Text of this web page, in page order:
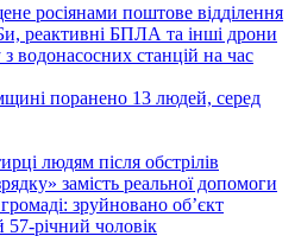
росіянами поштове відділення
реактивні БПЛА та інші дрони
водонасосних станцій на час
поранено 13 людей, серед
людям після обстрілів
замість реальної допомоги
зруйновано об’єкт
річний чоловік